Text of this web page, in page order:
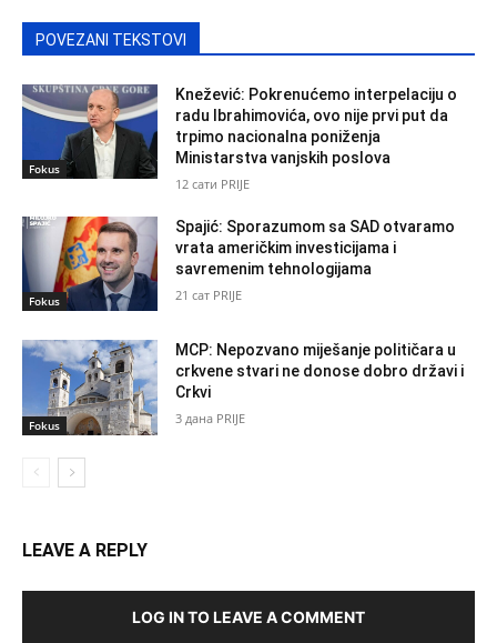
POVEZANI TEKSTOVI
Fokus
Knežević: Pokrenućemo interpelaciju o
radu Ibrahimovića, ovo nije prvi put da
trpimo nacionalna poniženja
Ministarstva vanjskih poslova
12 сати PRIJE
Fokus
Spajić: Sporazumom sa SAD otvaramo
vrata američkim investicijama i
savremenim tehnologijama
21 сат PRIJE
Fokus
MCP: Nepozvano miješanje političara u
crkvene stvari ne donose dobro državi i
Crkvi
3 дана PRIJE
LEAVE A REPLY
LOG IN TO LEAVE A COMMENT